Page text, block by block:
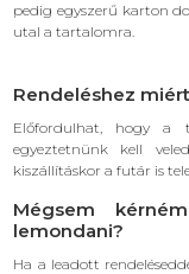
pedig egyszerű karton
utal a tartalomra.
Rendeléshez
Előfordulhat, hogy a
egyeztetnünk kell
kiszállításkor a futár is
Mégsem
lemondani?
Ha a leadott